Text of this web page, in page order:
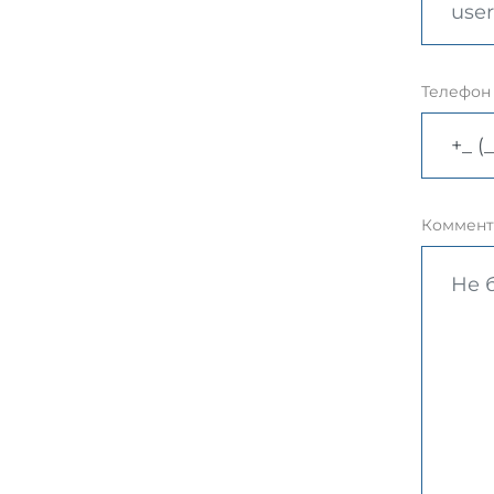
Телефон